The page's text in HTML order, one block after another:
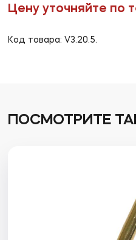
Цену уточняйте по
Код товара: V3.20.5.
ПОСМОТРИТЕ